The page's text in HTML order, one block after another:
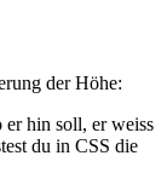
der Höhe:
hin soll, er weiss
du in CSS die